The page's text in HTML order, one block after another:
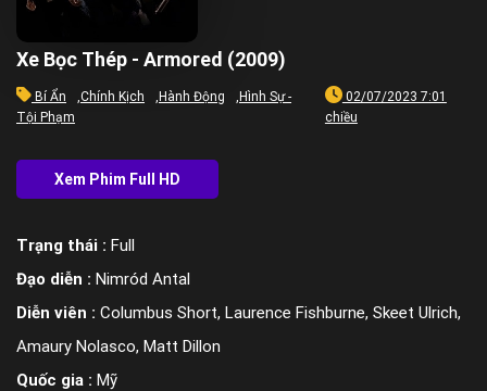
Xe Bọc Thép - Armored (2009)
Bí Ẩn ,Chính Kịch , Hành Động , Hình Sự -
Tội Phạm
02/07/2023 7:01
chiều
Trạng thái : Full
Đạo diễn : Nimród Antal
Diễn viên : Columbus Short, Laurence Fishburne, Skeet Ulrich,
Amaury Nolasco, Matt Dillon
Quốc gia : Mỹ